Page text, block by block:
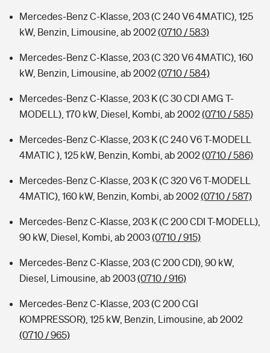
Mercedes-Benz C-Klasse, 203 (C 240 V6 4MATIC), 125
kW, Benzin, Limousine, ab 2002(0710 / 583)
Mercedes-Benz C-Klasse, 203 (C 320 V6 4MATIC), 160
kW, Benzin, Limousine, ab 2002(0710 / 584)
Mercedes-Benz C-Klasse, 203 K (C 30 CDI AMG T-
MODELL), 170 kW, Diesel, Kombi, ab 2002(0710 / 585)
Mercedes-Benz C-Klasse, 203 K (C 240 V6 T-MODELL
4MATIC ), 125 kW, Benzin, Kombi, ab 2002(0710 / 586)
Mercedes-Benz C-Klasse, 203 K (C 320 V6 T-MODELL
4MATIC), 160 kW, Benzin, Kombi, ab 2002(0710 / 587)
Mercedes-Benz C-Klasse, 203 K (C 200 CDI T-MODELL),
90 kW, Diesel, Kombi, ab 2003(0710 / 915)
Mercedes-Benz C-Klasse, 203 (C 200 CDI), 90 kW,
Diesel, Limousine, ab 2003(0710 / 916)
Mercedes-Benz C-Klasse, 203 (C 200 CGI
KOMPRESSOR), 125 kW, Benzin, Limousine, ab 2002
(0710 / 965)